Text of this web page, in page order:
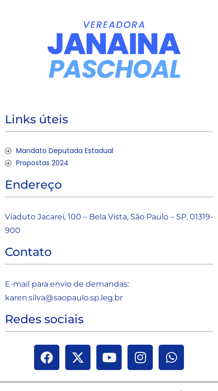
Links úteis
Mandato Deputada Estadual
Propostas 2024
Endereço
Viaduto Jacareí, 100 – Bela Vista, São Paulo – SP, 01319-
900
Contato
E-mail para envio de demandas:
karen.silva@saopaulo.sp.leg.br
Redes sociais